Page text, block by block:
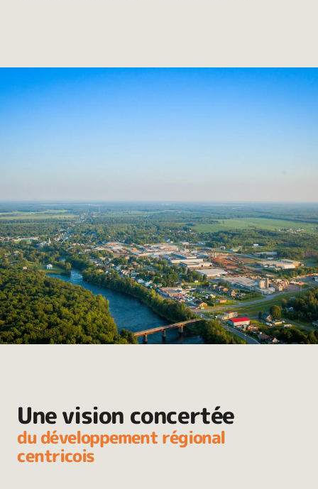
Une vision concertée
du développement régional
centricois